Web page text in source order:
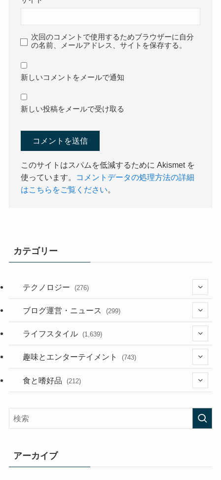
次回のコメントで使用するためブラウザーに自分
の名前、メールアドレス、サイトを保存する。
新しいコメントをメールで通知
新しい投稿をメールで受け取る
このサイトはスパムを低減するために Akismet を
使っています。
コメントデータの処理方法の詳細
はこちらをご覧ください。
カテゴリー
テクノロジー (276)
(36)
(187)
ブログ運営・ニュース (299)
(118)
(181)
ライフスタイル (1,639)
(394)
(282)
(33)
趣味とエンターテイメント (743)
(56)
食と嗜好品 (212)
アーカイブ